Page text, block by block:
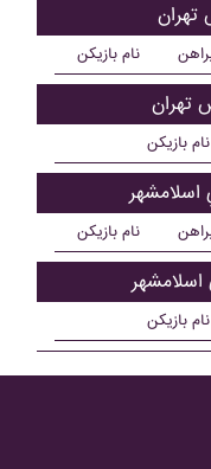
تهران
نام بازیکن
تهران
نام بازیکن
اسلامشهر
نام بازیکن
اسلامشهر
نام بازیکن